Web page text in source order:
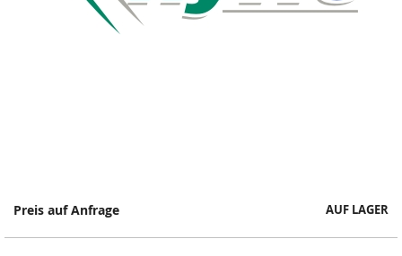
Preis auf Anfrage AUF LAGER
Springe
Anfang